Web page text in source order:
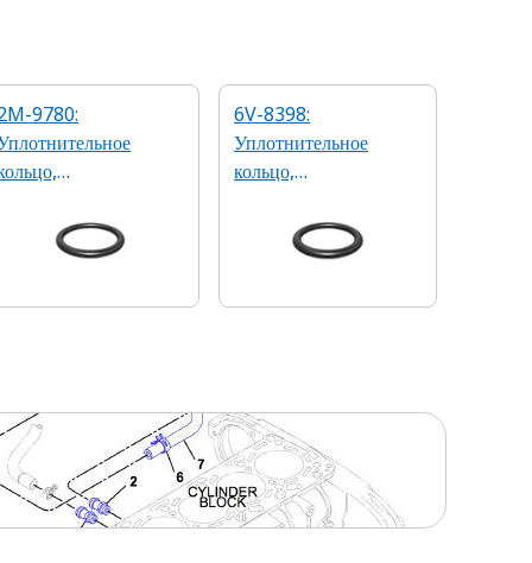
9780:
из бутадиен-
нитрильного каучука
6V-8398:
Уплотнительное
кольцо,
из бутадиен-
нитрильного каучука